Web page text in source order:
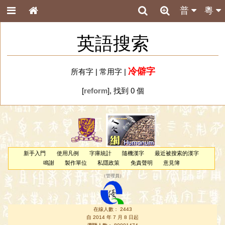
粵
普
英語搜索
所有字| 常用字| 冷僻字
[reform], 找到 0 個
新手入門 使用凡例 字庫統計 隨機漢字
最近被搜索的漢字
鳴謝
製作單位 私隱政策 免責聲明 意見簿
（管理員 ）
在線人數： 2443
自 2014 年 7 月 8 日起